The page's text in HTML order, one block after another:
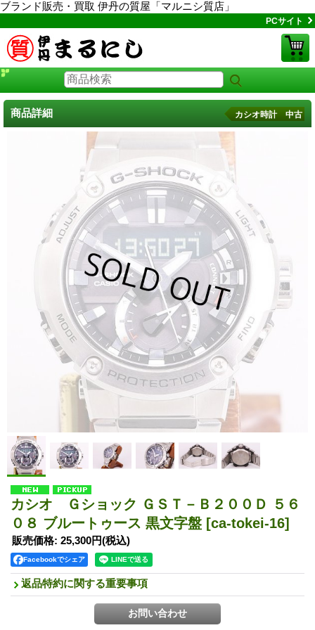
ブランド販売・買取 伊丹の質屋「マルニシ質店」
PCサイト
商品詳細 カシオ時計 中古
カシオ Ｇショック ＧＳＴ－Ｂ２００Ｄ ５６
０８ ブルートゥース 黒文字盤 [ca-tokei-16]
販売価格: 25,300円(税込)
Facebookでシェア
返品特約に関する重要事項